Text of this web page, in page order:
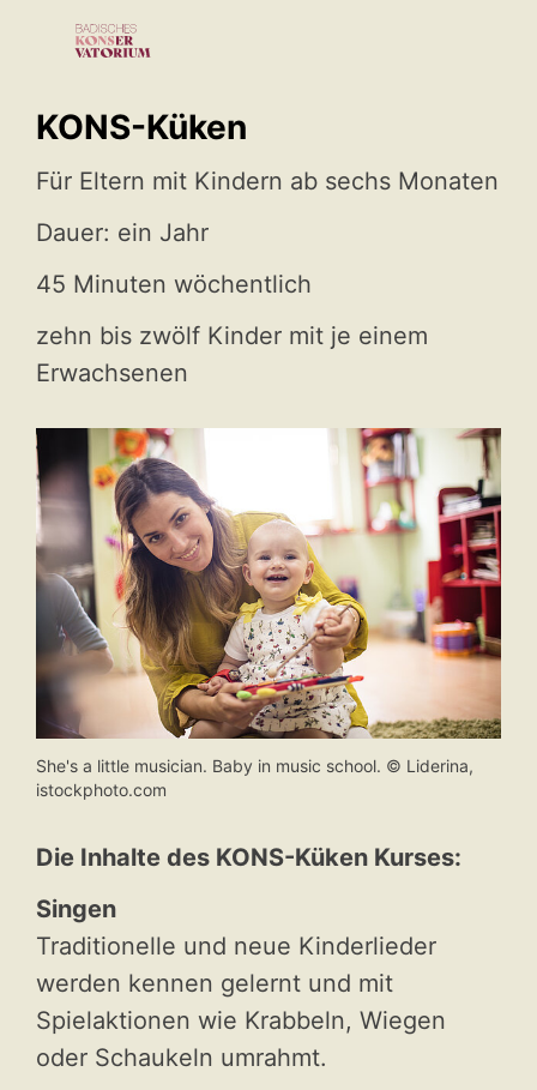
KONS-Küken
Für Eltern mit Kindern ab sechs Monaten
Dauer: ein Jahr
45 Minuten wöchentlich
zehn bis zwölf Kinder mit je einem
Erwachsenen
She's a little musician. Baby in music school. © Liderina,
istockphoto.com
Die Inhalte des KONS-Küken Kurses:
Singen
Traditionelle und neue Kinderlieder
werden kennen gelernt und mit
Spielaktionen wie Krabbeln, Wiegen
oder Schaukeln umrahmt.